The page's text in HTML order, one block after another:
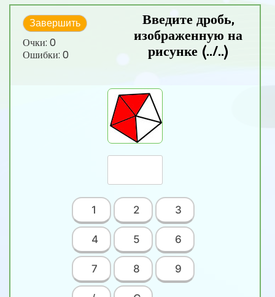
Завершить
Очки: 0
Ошибки: 0
Введите дробь,
изображенную на
рисунке (../..)
1 2 3
4 5 6
7 8 9